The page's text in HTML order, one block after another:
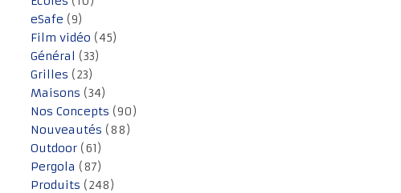
eSafe (9)
Film vidéo (45)
Général (33)
Grilles (23)
Maisons (34)
Nos Concepts (90)
Nouveautés (88)
Outdoor (61)
Pergola (87)
Produits (248)